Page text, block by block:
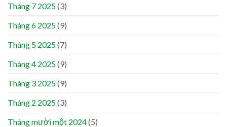
Tháng 7 2025(3)
Tháng 6 2025(9)
Tháng 5 2025(7)
Tháng 4 2025(9)
Tháng 3 2025(9)
Tháng 2 2025(3)
Tháng mười một 2024(5)